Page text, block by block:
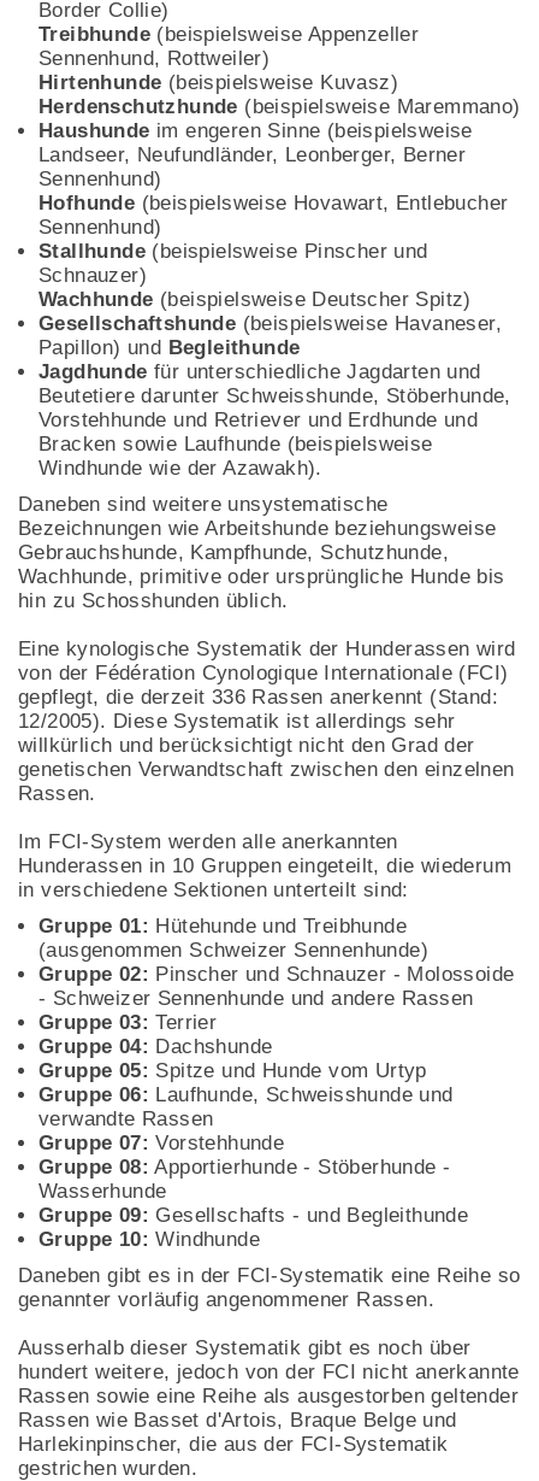
Border Collie)
Treibhunde (beispielsweise Appenzeller
Sennenhund, Rottweiler)
Hirtenhunde (beispielsweise Kuvasz)
Herdenschutzhunde (beispielsweise Maremmano)
Haushunde im engeren Sinne (beispielsweise
Landseer, Neufundländer, Leonberger, Berner
Sennenhund)
Hofhunde (beispielsweise Hovawart, Entlebucher
Sennenhund)
Stallhunde (beispielsweise Pinscher und
Schnauzer)
Wachhunde (beispielsweise Deutscher Spitz)
Gesellschaftshunde (beispielsweise Havaneser,
Papillon) und Begleithunde
Jagdhunde für unterschiedliche Jagdarten und
Beutetiere darunter Schweisshunde, Stöberhunde,
Vorstehhunde und Retriever und Erdhunde und
Bracken sowie Laufhunde (beispielsweise
Windhunde wie der Azawakh).
Daneben sind weitere unsystematische
Bezeichnungen wie Arbeitshunde beziehungsweise
Gebrauchshunde, Kampfhunde, Schutzhunde,
Wachhunde, primitive oder ursprüngliche Hunde bis
hin zu Schosshunden üblich.
Eine kynologische Systematik der Hunderassen wird
von der Fédération Cynologique Internationale (FCI)
gepflegt, die derzeit 336 Rassen anerkennt (Stand:
12/2005). Diese Systematik ist allerdings sehr
willkürlich und berücksichtigt nicht den Grad der
genetischen Verwandtschaft zwischen den einzelnen
Rassen.
Im FCI-System werden alle anerkannten
Hunderassen in 10 Gruppen eingeteilt, die wiederum
in verschiedene Sektionen unterteilt sind:
Gruppe 01: Hütehunde und Treibhunde
(ausgenommen Schweizer Sennenhunde)
Gruppe 02: Pinscher und Schnauzer - Molossoide
- Schweizer Sennenhunde und andere Rassen
Gruppe 03: Terrier
Gruppe 04: Dachshunde
Gruppe 05: Spitze und Hunde vom Urtyp
Gruppe 06: Laufhunde, Schweisshunde und
verwandte Rassen
Gruppe 07: Vorstehhunde
Gruppe 08: Apportierhunde - Stöberhunde -
Wasserhunde
Gruppe 09: Gesellschafts - und Begleithunde
Gruppe 10: Windhunde
Daneben gibt es in der FCI-Systematik eine Reihe so
genannter vorläufig angenommener Rassen.
Ausserhalb dieser Systematik gibt es noch über
hundert weitere, jedoch von der FCI nicht anerkannte
Rassen sowie eine Reihe als ausgestorben geltender
Rassen wie Basset d'Artois, Braque Belge und
Harlekinpinscher, die aus der FCI-Systematik
gestrichen wurden.